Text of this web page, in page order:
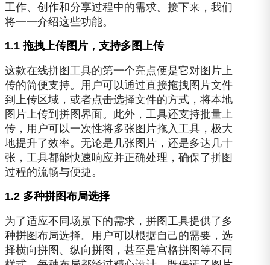
工作、创作和分享过程中的需求。接下来，我们
将一一介绍这些功能。
1.1 拖拽上传图片，支持多图上传
这款在线拼图工具的第一个亮点便是它对图片上
传的简便支持。用户可以通过直接拖拽图片文件
到上传区域，或者点击选择文件的方式，将本地
图片上传到拼图界面。此外，工具还支持批量上
传，用户可以一次性将多张图片拖入工具，极大
地提升了效率。无论是几张图片，还是多达几十
张，工具都能快速响应并正确处理，确保了拼图
过程的流畅与便捷。
1.2 多种拼图布局选择
为了适应不同场景下的需求，拼图工具提供了多
种拼图布局选择。用户可以根据自己的需要，选
择横向拼图、纵向拼图，甚至是宫格拼图等不同